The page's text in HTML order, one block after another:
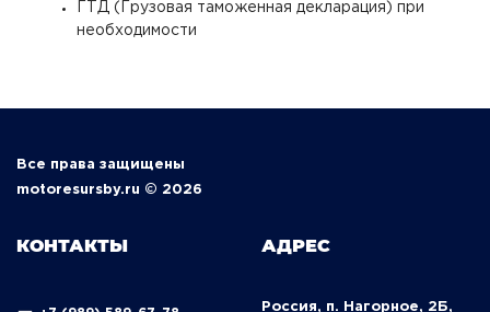
ГТД (Грузовая таможенная декларация) при
необходимости
Все права защищены
motoresursby.ru © 2026
КОНТАКТЫ АДРЕС
Россия, п. Нагорное, 2Б,